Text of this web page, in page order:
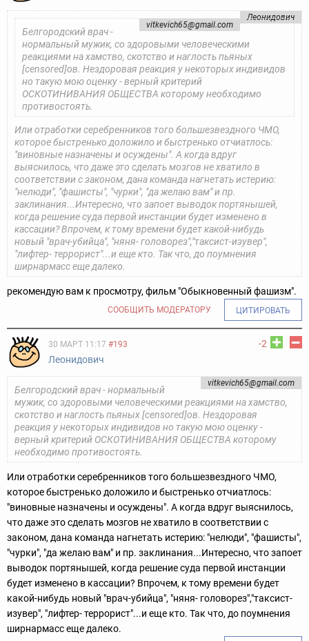
Леонидович
vitkevich65@gmail.com
Белгородский врач -
нормальный мужик, со здоровыми человеческими
реакциями на хамство, скотство и наглость пьяных
[censored]ов. Нездоровая реакция у некоторых индивидов
но такую мою оценку - верный критерий
ОСКОТИНИВАНИЯ ОБЩЕСТВА которому необходимо
противостоять.
Или отработки серебренников того большезвездного ЧМО,
которое быстренько доложило и быстренько отчиатлось:
"виновные назначены и осуждены". А когда вдруг
выяснилось, что даже это сделать мозгов не хватило в
соответствии с законом, дана команда нагнетать истерию:
"нелюди", "фашисты", "чурки", "да желаю вам" и пр.
заклинания...Интересно, что запоет выводок портянышей,
когда решение суда первой инстанции будет изменено в
кассации? Впрочем, к тому времени будет какой-нибудь
новый "врач-убийца", "няня- головорез","таксист-изувер",
"лифтер- террорист"...и еще кто. Так что, до поумнения
ширнармасс еще далеко.
рекомендую вам к просмотру, фильм "Обыкновенный фашизм".
СООБЩИТЬ МОДЕРАТОРУ ЦИТИРОВАТЬ
-2
30 МАРТ 11:17 #193
Леонидович
vitkevich65@gmail.com
Белгородский врач - нормальный
мужик, со здоровыми человеческими реакциями на хамство,
скотство и наглость пьяных [censored]ов. Нездоровая
реакция у некоторых индивидов но такую мою оценку -
верный критерий ОСКОТИНИВАНИЯ ОБЩЕСТВА которому
необходимо противостоять.
Или отработки серебренников того большезвездного ЧМО,
которое быстренько доложило и быстренько отчиатлось:
"виновные назначены и осуждены". А когда вдруг выяснилось,
что даже это сделать мозгов не хватило в соответствии с
законом, дана команда нагнетать истерию: "нелюди", "фашисты",
"чурки", "да желаю вам" и пр. заклинания...Интересно, что запоет
выводок портянышей, когда решение суда первой инстанции
будет изменено в кассации? Впрочем, к тому времени будет
какой-нибудь новый "врач-убийца", "няня- головорез","таксист-
изувер", "лифтер- террорист"...и еще кто. Так что, до поумнения
ширнармасс еще далеко.